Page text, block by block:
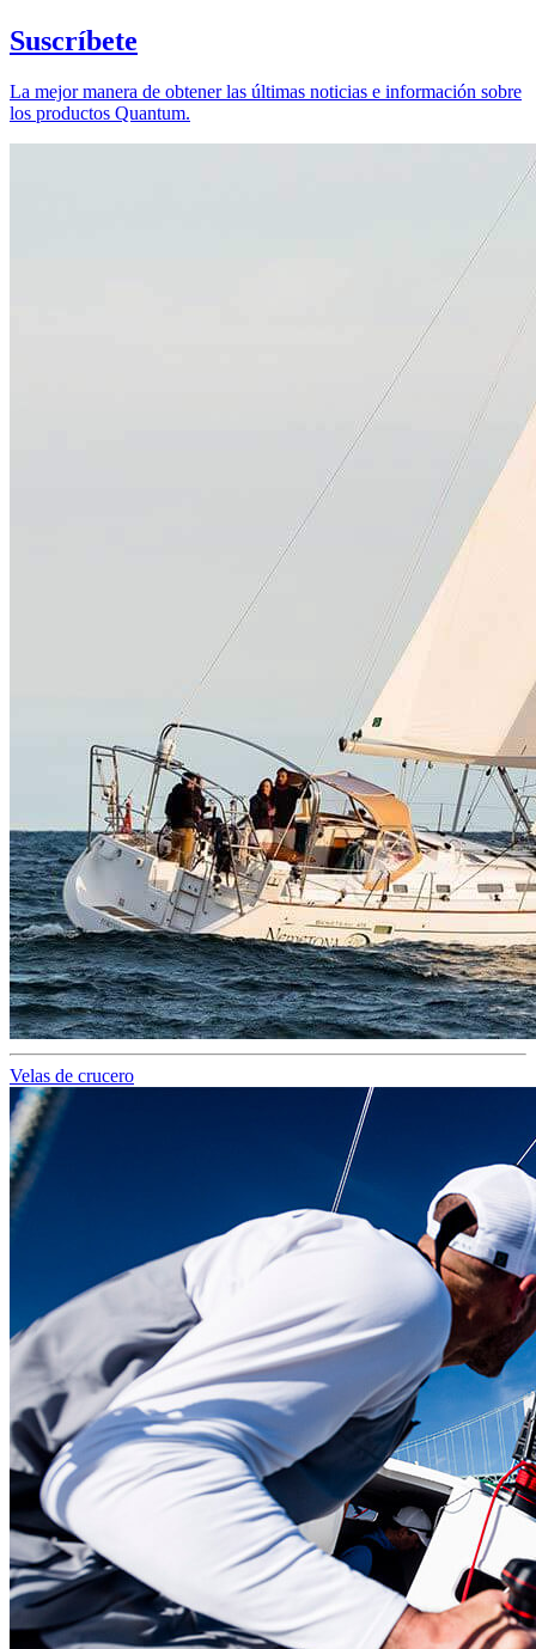
Suscríbete
La mejor manera de obtener las últimas noticias e información sobre
los productos Quantum.
Velas de crucero